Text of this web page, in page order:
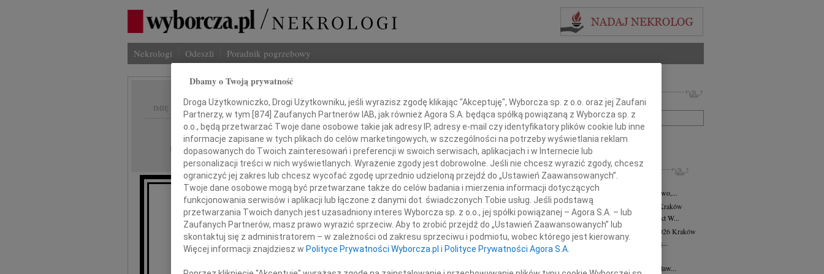
Nekrologi Odeszli Poradnik pogrzebowy
IMIĘ I NAZWISKO:
REGION: Kraków
DATA EMISJI: 01.02.2017
Pani
Elżbiecie Obal-Dyrek
Imię i nazwisko lub numer ogłoszenia:
+ szukanie zaawansowane
INNE NEKROLOGI
03.08.2026Kraków
Dla Basi Domek, Dora i Klaudiusz, Eliza, Gwo,...
Magdalena Płonka-Kalkowska
Kraków
Magdalena Płonka-Kalkowska Kuka architekt W...
Barbara Tworzewska-Mikołajewicz
02.07.2026 Kraków
Z głębokim żalem żegnamy naszą wieloletnią...
Stanisław Król
23 czerwca 2026 roku odszedł Mistrz Stanisław...
Dbamy o Twoją prywatność
Droga Użytkowniczko, Drogi Użytkowniku, jeśli wyrazisz zgodę klikając "Akceptuję", Wyborcza sp. z o.o. oraz jej Zaufani
Partnerzy, w tym [874] Zaufanych Partnerów IAB, jak również Agora S.A. będąca spółką powiązaną z Wyborcza sp. z
o.o., będą przetwarzać Twoje dane osobowe takie jak adresy IP, adresy e-mail czy identyfikatory plików cookie lub inne
informacje zapisane w tych plikach do celów marketingowych, w szczególności na potrzeby wyświetlania reklam
dopasowanych do Twoich zainteresowań i preferencji w swoich serwisach, aplikacjach i w Internecie lub
personalizacji treści w nich wyświetlanych. Wyrażenie zgody jest dobrowolne. Jeśli nie chcesz wyrazić zgody, chcesz
ograniczyć jej zakres lub chcesz wycofać zgodę uprzednio udzieloną przejdź do „Ustawień Zaawansowanych”.
Twoje dane osobowe mogą być przetwarzane także do celów badania i mierzenia informacji dotyczących
funkcjonowania serwisów i aplikacji lub łączone z danymi dot. świadczonych Tobie usług. Jeśli podstawą
przetwarzania Twoich danych jest uzasadniony interes Wyborcza sp. z o.o., jej spółki powiązanej – Agora S.A. – lub
Zaufanych Partnerów, masz prawo wyrazić sprzeciw. Aby to zrobić przejdź do „Ustawień Zaawansowanych” lub
skontaktuj się z administratorem – w zależności od zakresu sprzeciwu i podmiotu, wobec którego jest kierowany.
Więcej informacji znajdziesz w Polityce Prywatności Wyborcza.pl i Polityce Prywatności Agora S.A.